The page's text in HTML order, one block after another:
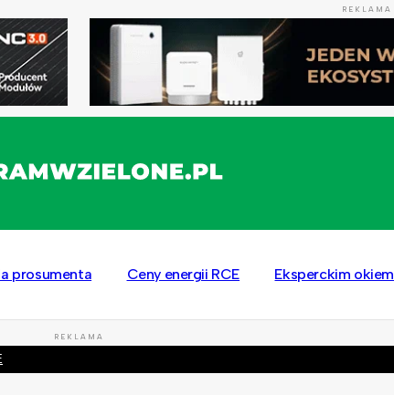
REKLAMA
prosumenta Ceny energii RCE Eksperckim okiem
REKLAMA